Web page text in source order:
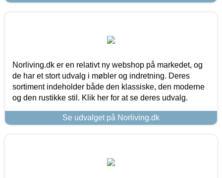
Norliving.dk er en relativt ny webshop på markedet, og
de har et stort udvalg i møbler og indretning. Deres
sortiment indeholder både den klassiske, den moderne
og den rustikke stil. Klik her for at se deres udvalg.
Se udvalget på Norliving.dk